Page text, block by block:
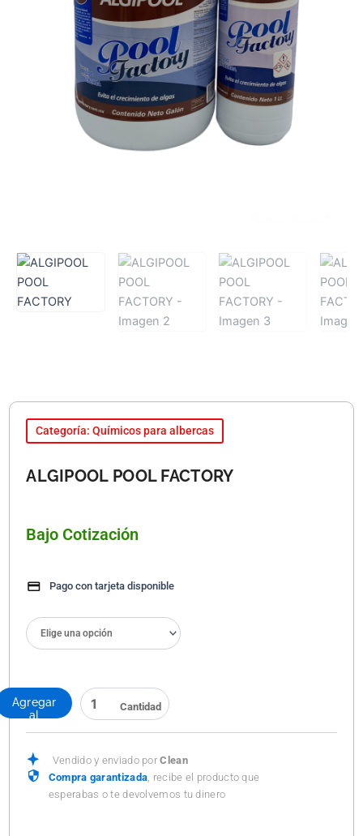
Categoría: Químicos para albercas
ALGIPOOL POOL FACTORY
Bajo Cotización
Pago con tarjeta disponible
POOL
Agregar
al
Vendido y enviado porClean
Compra garantizada , recibe el producto que
esperabas o te devolvemos tu dinero